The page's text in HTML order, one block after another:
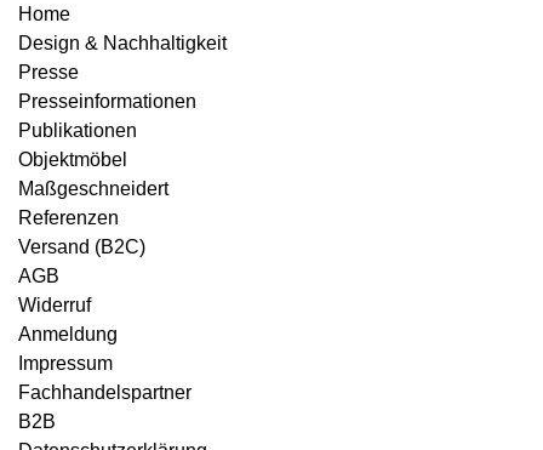
Home
Design & Nachhaltigkeit
Presse
Presseinformationen
Publikationen
Objektmöbel
Maßgeschneidert
Referenzen
Versand (B2C)
AGB
Widerruf
Anmeldung
Impressum
Fachhandelspartner
B2B